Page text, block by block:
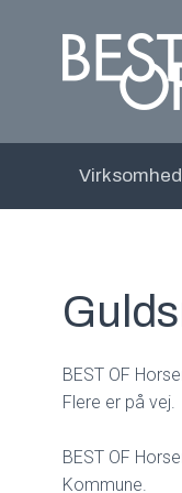
BEST OF
Flere er på vej.
BEST OF
Kommune.